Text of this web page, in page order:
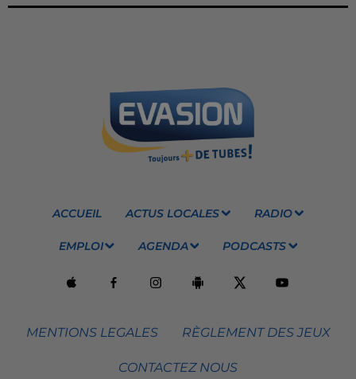
ACCUEIL ACTUS LOCALES RADIO
EMPLOI AGENDA PODCASTS
MENTIONS LEGALES RÈGLEMENT DES JEUX
CONTACTEZ NOUS